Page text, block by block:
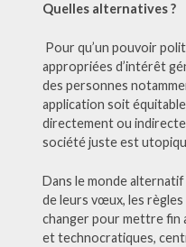
Quelles alternatives ?
Pour qu’un pouvoir
appropriées d’intérêt
des personnes
application soit
directement ou
société juste est
Dans le monde
de leurs vœux, les
changer pour mettre fin
et technocratiques,